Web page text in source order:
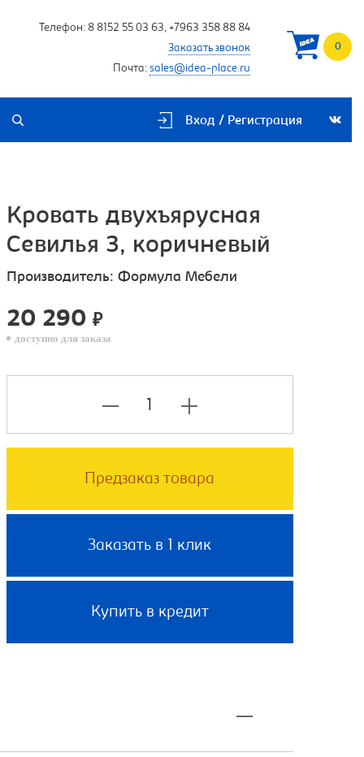
Телефон: 8 8152 55 03 63, +7963 358 88 84
Заказать звонок
Почта: sales@idea-place.ru
0
Вход / Регистрация
Кровать двухъярусная
Севилья 3, коричневый
Производитель: Формула Мебели
20 290 ₽
доступно для заказа
Предзаказ товара
Заказать в 1 клик
Купить в кредит